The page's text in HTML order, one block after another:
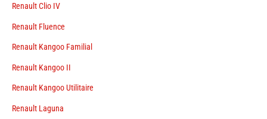
Renault Clio IV
Renault Fluence
Renault Kangoo Familial
Renault Kangoo II
Renault Kangoo Utilitaire
Renault Laguna